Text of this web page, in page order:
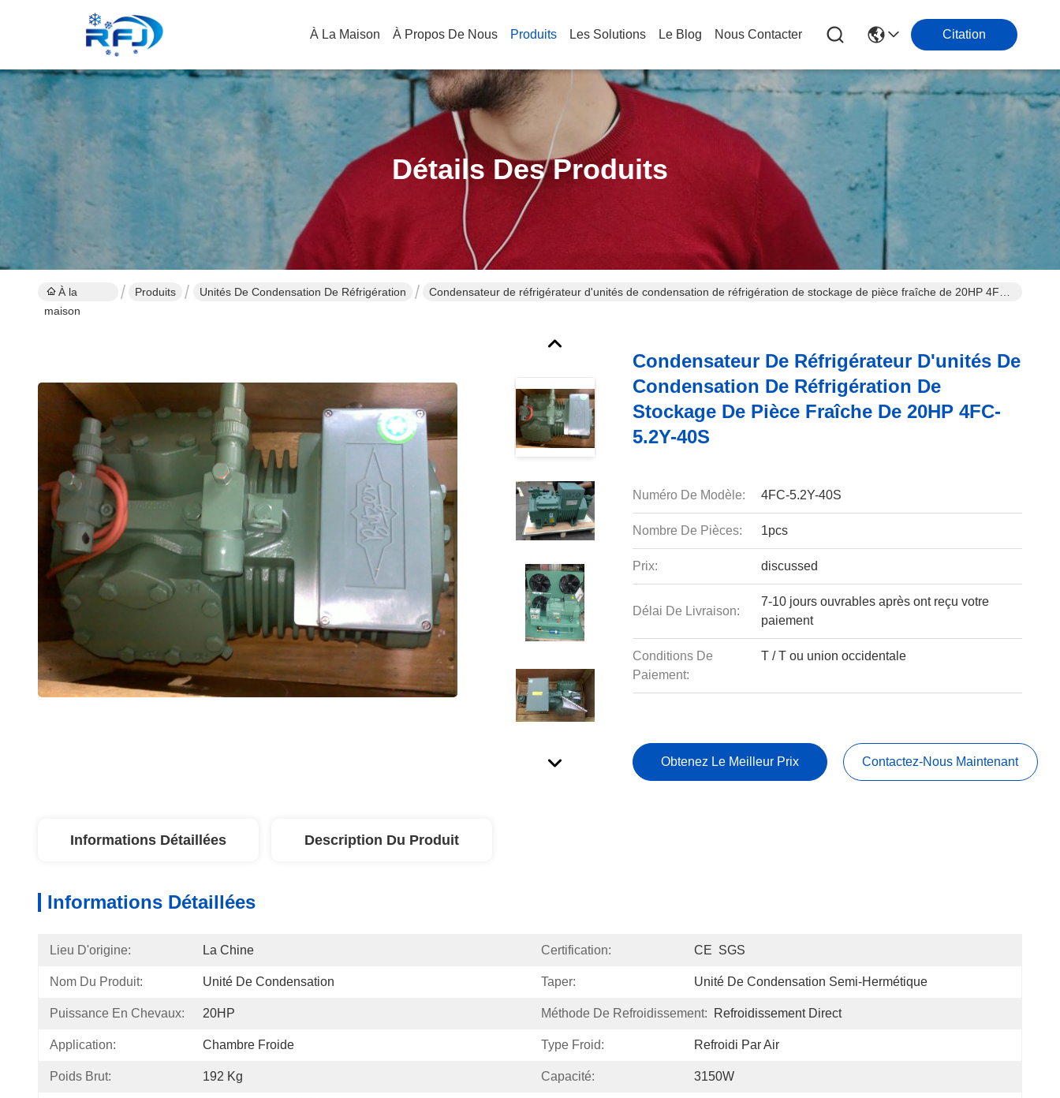
À La Maison À Propos De Nous Produits Les Solutions Le Blog Nous Contacter Citation
Détails Des Produits
À la
maison
Produits Unités De Condensation De Réfrigération
Condensateur de réfrigérateur d'unités de condensation de réfrigération de stockage de pièce fraîche de 20HP 4FC-
Condensateur De Réfrigérateur D'unités De
Condensation De Réfrigération De
Stockage De Pièce Fraîche De 20HP 4FC-
5.2Y-40S
Numéro De Modèle: 4FC-5.2Y-40S
Nombre De Pièces: 1pcs
Prix: discussed
Délai De Livraison:
7-10 jours ouvrables après ont reçu votre
paiement
Conditions De
Paiement:
T / T ou union occidentale
Obtenez Le Meilleur Prix Contactez-Nous Maintenant
Informations Détaillées Description Du Produit
Informations Détaillées
Lieu D'origine: La Chine Certification: CE  SGS
Nom Du Produit: Unité De Condensation Taper: Unité De Condensation Semi-Hermétique
Puissance En Chevaux: 20HP Méthode De Refroidissement: Refroidissement Direct
Application: Chambre Froide Type Froid: Refroidi Par Air
Poids Brut: 192 Kg Capacité: 3150W